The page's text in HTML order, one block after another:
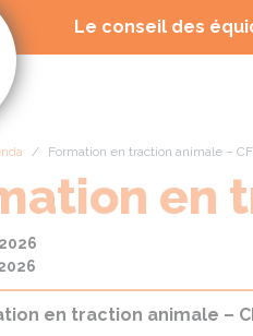
Le conseil des
Formation en traction animale –
en
en traction animale –
cookies